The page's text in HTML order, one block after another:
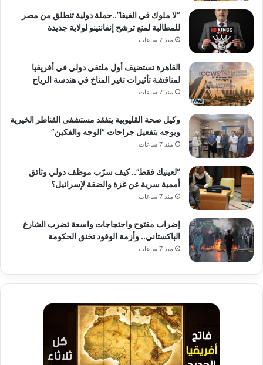
“لا ملوك في الفيفا”..حملة دولية تنطلق من مصر
للمطالبة لمنع ترشح إنفانتينو لولاية جديدة
منذ 7 ساعات
القاهرة تستضيف أول ملتقى دولي في أفريقيا
لمناقشة تأثيرات تغير المناخ في هندسة الرياح
منذ 7 ساعات
وكيل صحة القليوبية يتفقد مستشفى القناطر الخيرية
ويوجه بتفعيل جراحات “الوجه والفكين”
منذ 7 ساعات
“لعينيك فقط”.. كيف سرّب موظف دولي وثائق
أممية سرية عن غزة والضفة لإسرائيل؟
منذ 7 ساعات
إضراب مفتوح واحتجاجات واسعة تضرب الشارع
الباكستاني.. وأزمة الوقود تخنق الحكومة
منذ 7 ساعات